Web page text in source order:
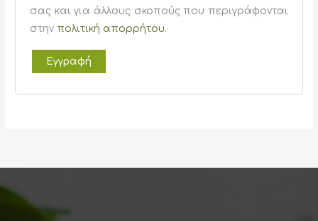
σας και για άλλους σκοπούς που περιγράφονται
στηνπολιτική απορρήτου.
Εγγραφή